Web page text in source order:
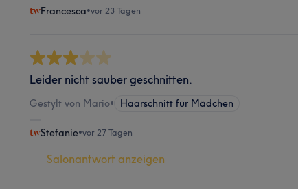
Francesca•vor 23 Tagen
Leider nicht sauber geschnitten.
Gestylt von Mario• Haarschnitt für Mädchen
Stefanie•vor 27 Tagen
Salonantwort anzeigen